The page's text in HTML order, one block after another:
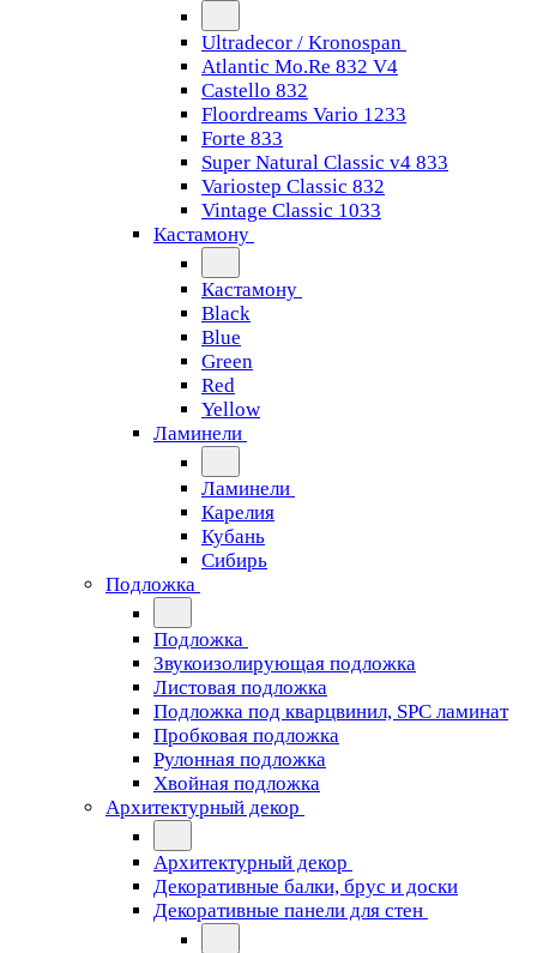
Ultradecor / Kronospan
Atlantic Mo.Re 832 V4
Castello 832
Floordreams Vario 1233
Forte 833
Super Natural Classic v4 833
Variostep Classic 832
Vintage Classic 1033
Кастамону
Кастамону
Black
Blue
Green
Red
Yellow
Ламинели
Ламинели
Карелия
Кубань
Сибирь
Подложка
Подложка
Звукоизолирующая подложка
Листовая подложка
Подложка под кварцвинил, SPC ламинат
Пробковая подложка
Рулонная подложка
Хвойная подложка
Архитектурный декор
Архитектурный декор
Декоративные балки, брус и доски
Декоративные панели для стен